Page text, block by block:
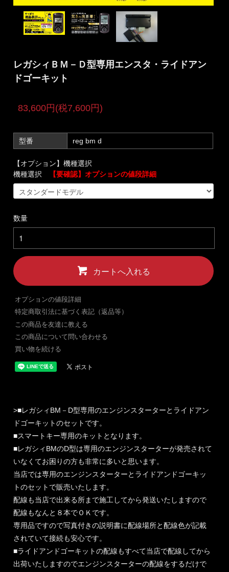
レガシィＢＭ－Ｄ型専用エンスタ・ライドアン
ドゴーキット
83,600円(税7,600円)
型番 reg bm d
【オプション】機種選択
機種選択
【要確認】オプションの値段詳細
数量
カートへ入れる
オプションの値段詳細
特定商取引法に基づく表記（返品等）
この商品を友達に教える
この商品について問い合わせる
買い物を続ける
>■レガシィBM－D型専用のエンジンスターターとライドアン
ドゴーキットのセットです。
■スマートキー専用のキットとなります。
■レガシィBMのD型は専用のエンジンスターターが発売されて
いなくてお困りの方も非常に多いと思います。
当店では専用のエンジンスターターとライドアンドゴーキッ
トのセットで販売いたします。
配線も当店で出来る所まで施工してから発送いたしますので
配線もなんと８本でＯＫです。
専用品ですので写真付きの説明書に配線場所と配線色が記載
されていて接続も安心です。
■ライドアンドゴーキットの配線もすべて当店で配線してから
出荷いたしますのでエンジンスターターの配線をするだけで